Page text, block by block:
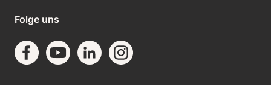
Folge uns